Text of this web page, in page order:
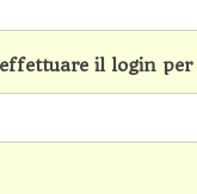
il login